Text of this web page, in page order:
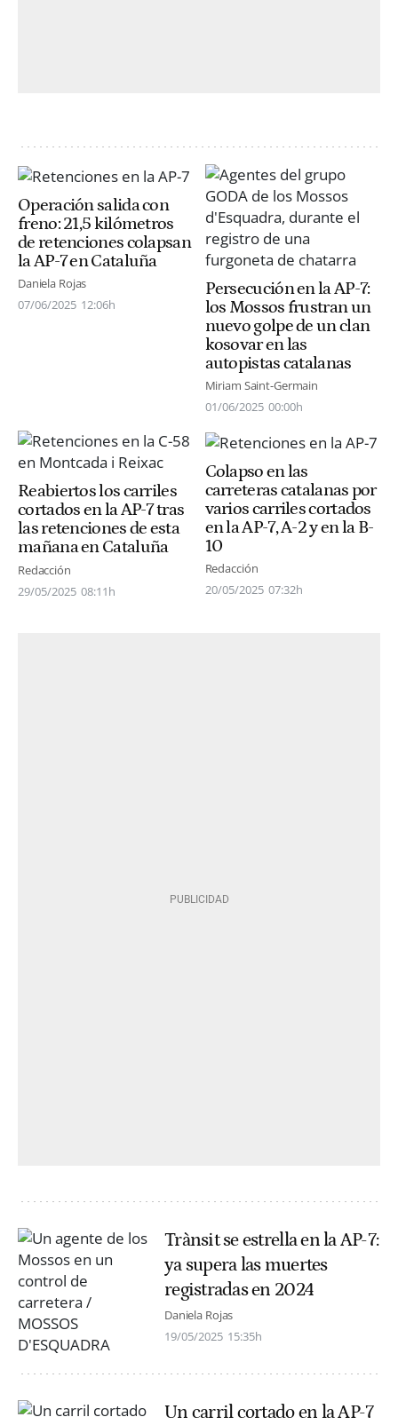
Operación salida con
freno: 21,5 kilómetros
de retenciones colapsan
la AP-7 en Cataluña
Daniela Rojas
07/06/2025 12:06h
Persecución en la AP-7:
los Mossos frustran un
nuevo golpe de un clan
kosovar en las
autopistas catalanas
Miriam Saint-Germain
01/06/2025 00:00h
Reabiertos los carriles
cortados en la AP-7 tras
las retenciones de esta
mañana en Cataluña
Redacción
29/05/2025 08:11h
Colapso en las
carreteras catalanas por
varios carriles cortados
en la AP-7, A-2 y en la B-
10
Redacción
20/05/2025 07:32h
Trànsit se estrella en la AP-7:
ya supera las muertes
registradas en 2024
Daniela Rojas
19/05/2025 15:35h
Un carril cortado en la AP-7